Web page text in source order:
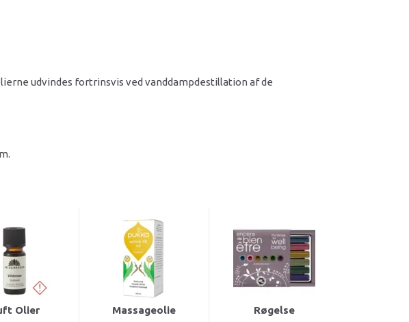
udvindes fortrinsvis ved vanddampdestillation af de
Olier Massageolie Røgelse